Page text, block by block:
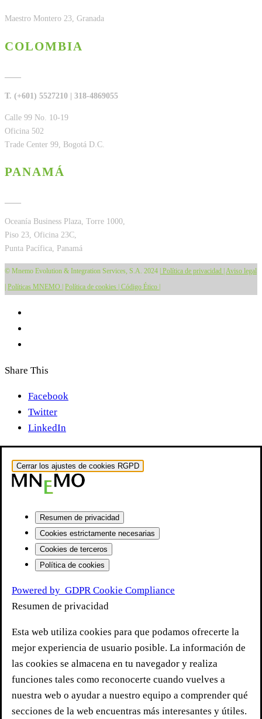
Maestro Montero 23, Granada
COLOMBIA
T. (+601) 5527210 | 318-4869055
Calle 99 No. 10-19
Oficina 502
Trade Center 99, Bogotá D.C.
PANAMÁ
Oceanía Business Plaza, Torre 1000,
Piso 23, Oficina 23C,
Punta Pacífica, Panamá
© Mnemo Evolution & Integration Services, S.A. 2024 | Política de privacidad Aviso legal
Políticas MNEMO Política de cookies | Código Ético |
Share This
Facebook
Twitter
LinkedIn
Cerrar los ajustes de cookies RGPD
Resumen de privacidad
Cookies estrictamente necesarias
Cookies de terceros
Política de cookies
Powered by GDPR Cookie Compliance
Resumen de privacidad
Esta web utiliza cookies para que podamos ofrecerte la
mejor experiencia de usuario posible. La información de
las cookies se almacena en tu navegador y realiza
funciones tales como reconocerte cuando vuelves a
nuestra web o ayudar a nuestro equipo a comprender qué
secciones de la web encuentras más interesantes y útiles.